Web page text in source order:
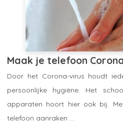
Maak je telefoon
Door het Corona-virus houdt
persoonlijke hygiëne. Het
apparaten hoort hier ook bij.
telefoon aanraken ...